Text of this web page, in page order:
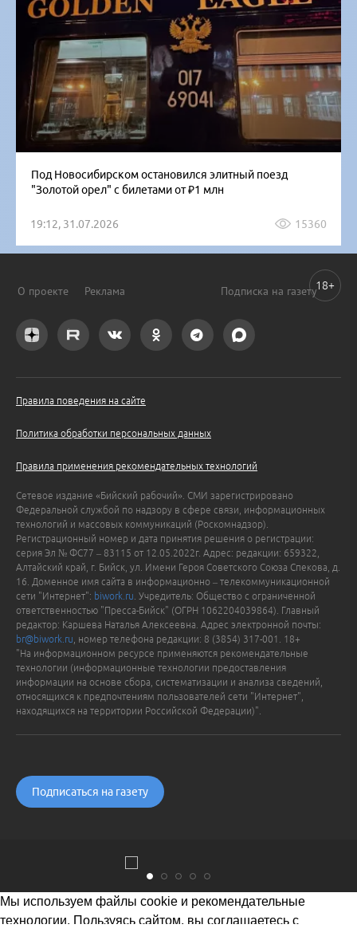
Под Новосибирском остановился элитный поезд
"Золотой орел" с билетами от ₽1 млн
19:12, 31.07.2026 15360
О проекте Реклама Подписка на газету
Правила поведения на сайте
Политика обработки персональных данных
Правила применения рекомендательных технологий
Сетевое издание «Бийский рабочий». СМИ зарегистрировано
Федеральной службой по надзору в сфере связи, информационных
технологий и массовых коммуникаций (Роскомнадзор).
Регистрационный номер и дата принятия решения о регистрации:
серия Эл № ФС77 – 83115 от 12.05.2022г. Адрес: редакции: 659322,
Алтайский край, г. Бийск, ул. Имени Героя Советского Союза Спекова, д.
16. Доменное имя сайта в информационно – телекоммуникационной
сети "Интернет": biwork.ru . Учредитель: Общество с ограниченной
ответственностью "Пресса-Бийск" (ОГРН 1062204039864). Главный
редактор: Каршева Наталья Алексеевна. Адрес электронной почты:
br@biwork.ru , номер телефона редакции: 8 (3854) 317-001. 18+
"На информационном ресурсе применяются рекомендательные
технологии (информационные технологии предоставления
информации на основе сбора, систематизации и анализа сведений,
относящихся к предпочтениям пользователей сети "Интернет",
находящихся на территории Российской Федерации)".
Подписаться на газету
18+
Мы используем файлы cookie и рекомендательные
технологии. Пользуясь сайтом, вы соглашаетесь с